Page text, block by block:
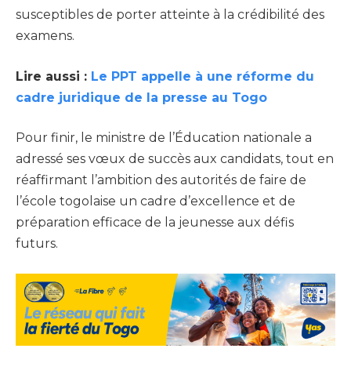
susceptibles de porter atteinte à la crédibilité des
examens.
Lire aussi : Le PPT appelle à une réforme du
cadre juridique de la presse au Togo
Pour finir, le ministre de l’Éducation nationale a
adressé ses vœux de succès aux candidats, tout en
réaffirmant l’ambition des autorités de faire de
l’école togolaise un cadre d’excellence et de
préparation efficace de la jeunesse aux défis
futurs.